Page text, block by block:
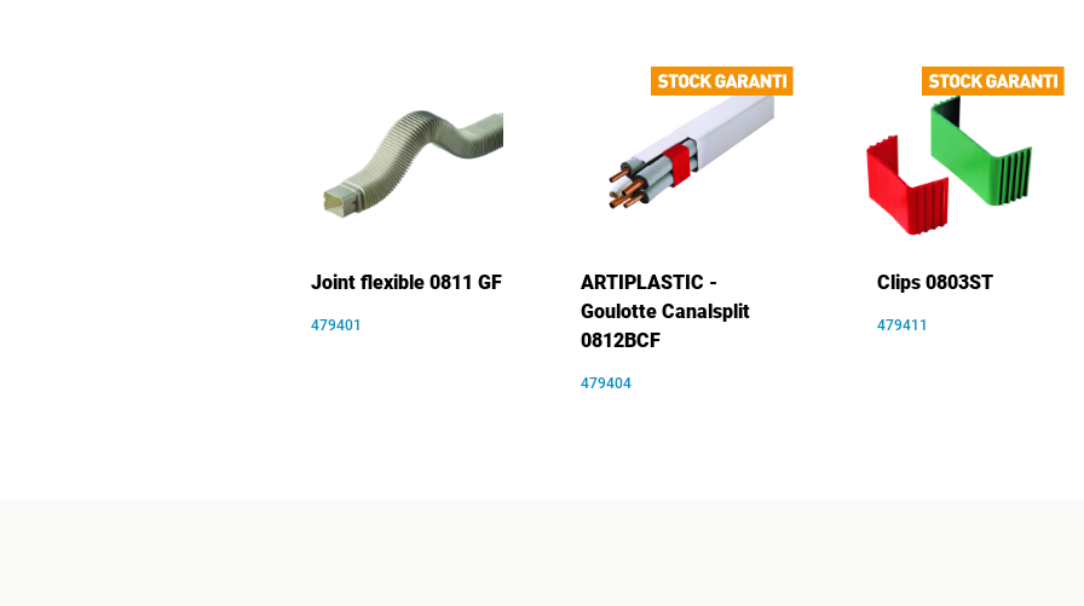
Joint flexible 0811 GF
479401
ARTIPLASTIC -
Goulotte Canalsplit
0812BCF
479404
Clips 0803ST
479411